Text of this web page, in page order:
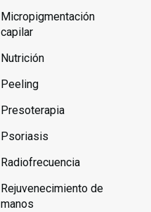
Micropigmentación
capilar
Nutrición
Peeling
Presoterapia
Psoriasis
Radiofrecuencia
Rejuvenecimiento de
manos